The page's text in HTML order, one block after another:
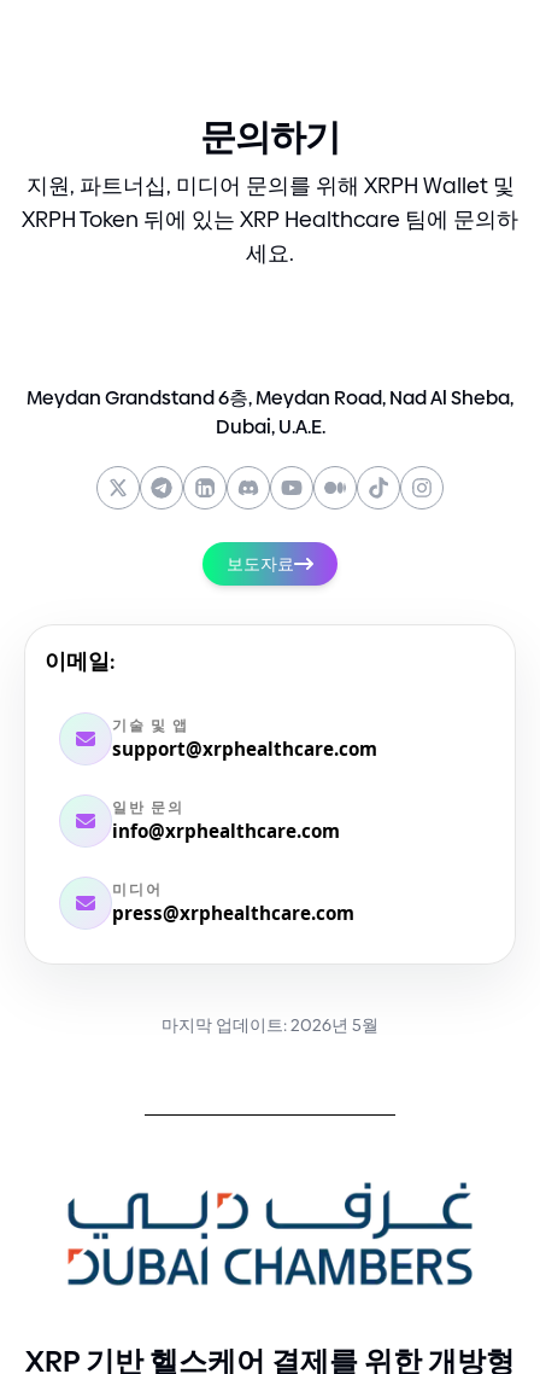
문의하기
지원, 파트너십, 미디어 문의를 위해 XRPH Wallet 및
XRPH Token 뒤에 있는 XRP Healthcare 팀에 문의하
세요.
Meydan Grandstand 6층, Meydan Road, Nad Al Sheba,
Dubai, U.A.E.
보도자료
이메일:
기술 및 앱
support@xrphealthcare.com
일반 문의
info@xrphealthcare.com
미디어
press@xrphealthcare.com
마지막 업데이트: 2026년 5월
XRP 기반 헬스케어 결제를 위한 개방형